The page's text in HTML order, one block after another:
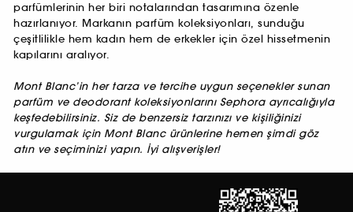
parfümlerinin her biri notalarından tasarımına özenle
hazırlanıyor. Markanın parfüm koleksiyonları, sunduğu
çeşitlilikle hem kadın hem de erkekler için özel hissetmenin
kapılarını aralıyor.
Mont Blanc’in her tarza ve tercihe uygun seçenekler sunan
parfüm ve deodorant koleksiyonlarını Sephora ayrıcalığıyla
keşfedebilirsiniz. Siz de benzersiz tarzınızı ve kişiliğinizi
vurgulamak için Mont Blanc ürünlerine hemen şimdi göz
atın ve seçiminizi yapın. İyi alışverişler!